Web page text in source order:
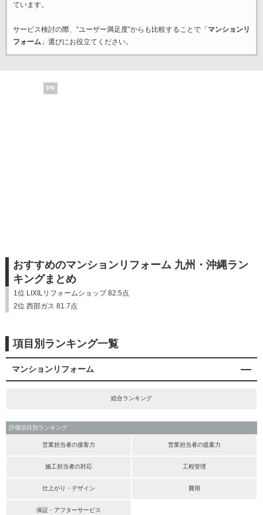
ています。
サービス検討の際、“ユーザー満足度”からも比較することで「 マンションリ
フォーム」選びにお役立てください。
PR
おすすめのマンションリフォーム 九州・沖縄ラン
キングまとめ
1位 LIXILリフォームショップ 82.5点
2位 西部ガス 81.7点
項目別ランキング一覧
マンションリフォーム
総合ランキング
評価項目別ランキング
営業担当者の接客力 営業担当者の提案力
施工担当者の対応 工程管理
仕上がり・デザイン 費用
保証・アフターサービス